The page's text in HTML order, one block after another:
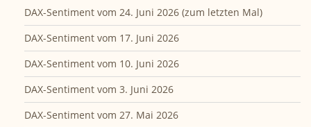
DAX-Sentiment vom 24. Juni 2026 (zum letzten Mal)
DAX-Sentiment vom 17. Juni 2026
DAX-Sentiment vom 10. Juni 2026
DAX-Sentiment vom 3. Juni 2026
DAX-Sentiment vom 27. Mai 2026